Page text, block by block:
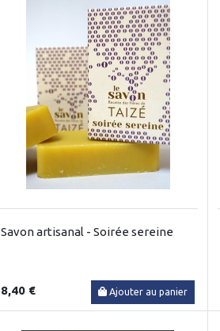
Savon artisanal - Soirée sereine
8,40 € Ajouter au panier